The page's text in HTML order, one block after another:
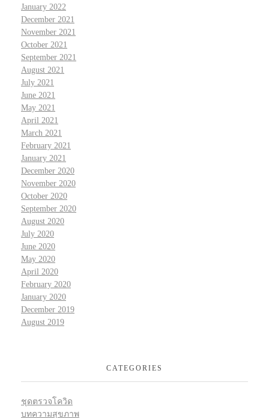
January 2022
December 2021
November 2021
October 2021
September 2021
August 2021
July 2021
June 2021
May 2021
April 2021
March 2021
February 2021
January 2021
December 2020
November 2020
October 2020
September 2020
August 2020
July 2020
June 2020
May 2020
April 2020
February 2020
January 2020
December 2019
August 2019
CATEGORIES
ชุดตรวจโควิด
บทความสุขภาพ